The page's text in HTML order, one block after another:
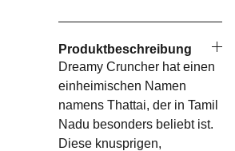
Produktbeschreibung
Dreamy Cruncher hat einen
einheimischen Namen
namens Thattai, der in Tamil
Nadu besonders beliebt ist.
Diese knusprigen,